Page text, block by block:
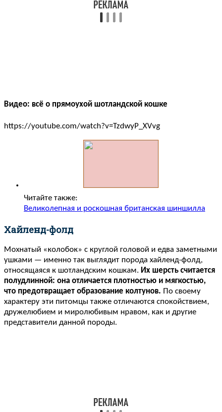
Видео: всё о прямоухой шотландской кошке
https://youtube.com/watch?v=TzdwyP_XVvg
Читайте также:
Великолепная и роскошная британская шиншилла
Хайленд-фолд
Мохнатый «колобок» с круглой головой и едва заметными
ушками — именно так выглядит порода хайленд-фолд,
относящаяся к шотландским кошкам. Их шерсть считается
полудлинной: она отличается плотностью и мягкостью,
что предотвращает образование колтунов. По своему
характеру эти питомцы также отличаются спокойствием,
дружелюбием и миролюбивым нравом, как и другие
представители данной породы.